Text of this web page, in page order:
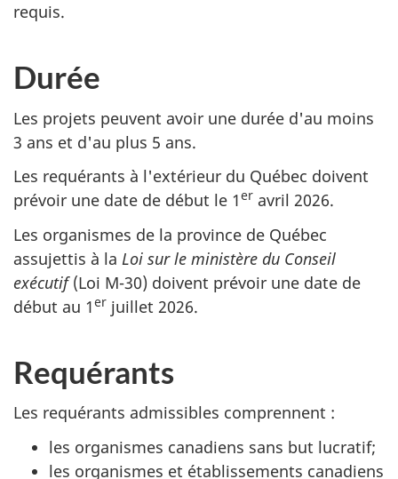
requis.
Durée
Les projets peuvent avoir une durée d'au moins
3 ans et d'au plus 5 ans.
Les requérants à l'extérieur du Québec doivent
prévoir une date de début le 1er avril 2026.
Les organismes de la province de Québec
assujettis à la Loi sur le ministère du Conseil
exécutif(Loi M-30) doivent prévoir une date de
début au 1er juillet 2026.
Requérants
Les requérants admissibles comprennent :
les organismes canadiens sans but lucratif;
les organismes et établissements canadiens